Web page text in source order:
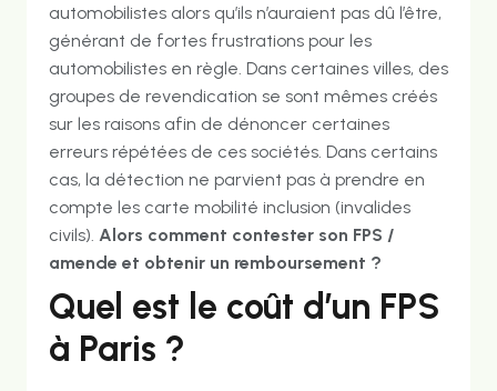
automobilistes alors qu’ils n’auraient pas dû l’être,
générant de fortes frustrations pour les
automobilistes en règle. Dans certaines villes, des
groupes de revendication se sont mêmes créés
sur les raisons afin de dénoncer certaines
erreurs répétées de ces sociétés. Dans certains
cas, la détection ne parvient pas à prendre en
compte les carte mobilité inclusion (invalides
civils). Alors comment contester son FPS /
amende et obtenir un remboursement ?
Quel est le coût d’un FPS
à Paris ?